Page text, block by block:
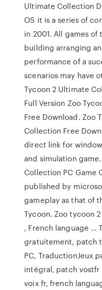
Ultimate Collection
OS it is a series of
in 2001. All games of
building arranging
performance of a
scenarios may have
Tycoon 2 Ultimate
Full Version Zoo
Free Download. Zoo
Collection Free
direct link for
and simulation
Collection PC Game
published by
gameplay as that of
Tycoon. Zoo tycoon
, French language ...
gratuitement, patch
PC, TraductionJeux
intégral, patch
voix fr, french